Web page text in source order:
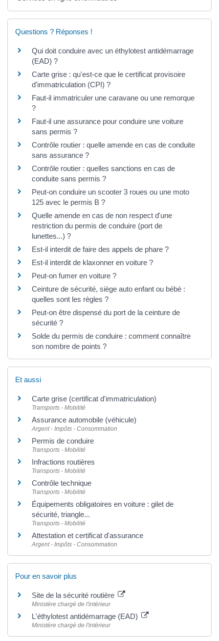
Questions ? Réponses !
Qui doit conduire avec un éthylotest antidémarrage
(EAD) ?
Carte grise : qu'est-ce que le certificat provisoire
d'immatriculation (CPI) ?
Faut-il immatriculer une caravane ou une remorque
?
Faut-il une assurance pour conduire une voiture
sans permis ?
Contrôle routier : quelle amende en cas de conduite
sans assurance ?
Contrôle routier : quelles sanctions en cas de
conduite sans permis ?
Peut-on conduire un scooter 3 roues ou une moto
125 avec le permis B ?
Quelle amende en cas de non respect d'une
restriction du permis de conduire (port de
lunettes...) ?
Est-il interdit de faire des appels de phare ?
Est-il interdit de klaxonner en voiture ?
Peut-on fumer en voiture ?
Ceinture de sécurité, siège auto enfant ou bébé :
quelles sont les règles ?
Peut-on être dispensé du port de la ceinture de
sécurité ?
Solde du permis de conduire : comment connaître
son nombre de points ?
Et aussi
Carte grise (certificat d'immatriculation)
Transports - Mobilité
Assurance automobile (véhicule)
Argent - Impôts - Consommation
Permis de conduire
Transports - Mobilité
Infractions routières
Transports - Mobilité
Contrôle technique
Transports - Mobilité
Équipements obligatoires en voiture : gilet de
sécurité, triangle...
Transports - Mobilité
Attestation et certificat d'assurance
Argent - Impôts - Consommation
Pour en savoir plus
Site de la sécurité routière
Ministère chargé de l'intérieur
L'éthylotest antidémarrage (EAD)
Ministère chargé de l'intérieur